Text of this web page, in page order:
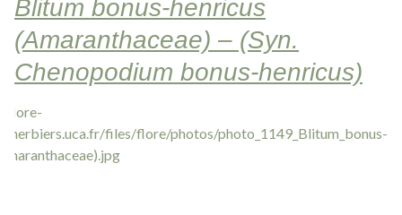
Blitum bonus-henricus
(Amaranthaceae) – (Syn.
Chenopodium bonus-henricus)